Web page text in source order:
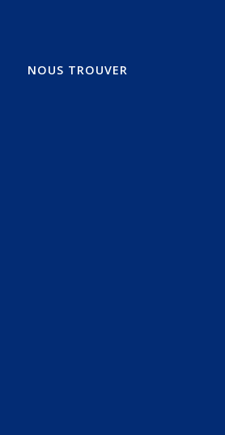
NOUS TROUVER